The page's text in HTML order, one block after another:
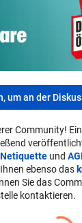
um an der
Community!
Netiquette und
ebenso das
Sie das
kontaktieren.